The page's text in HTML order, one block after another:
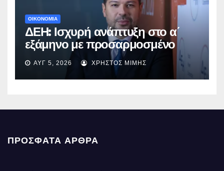
ΟΙΚΟΝΟΜΙΑ
ΔΕΗ: Ισχυρή ανάπτυξη στο α΄
εξάμηνο με προσαρμοσμένο
EBITDA στα €1,2 δισ.
ΑΥΓ 5, 2026 ΧΡΉΣΤΟΣ ΜΊΜΗΣ
ΠΡΌΣΦΑΤΑ ΆΡΘΡΑ